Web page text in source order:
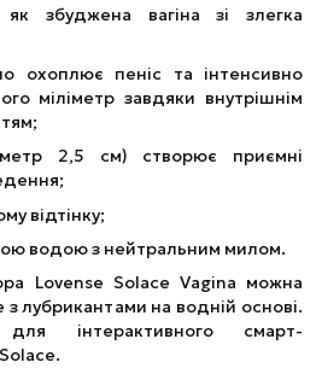
збуджена вагіна зі злегка
охоплює пеніс та інтенсивно
міліметр завдяки внутрішнім
2,5 см) створює приємні
відтінку;
водою з нейтральним милом.
Lovense Solace Vagina можна
лубрикантами на водній основі.
інтерактивного смарт-